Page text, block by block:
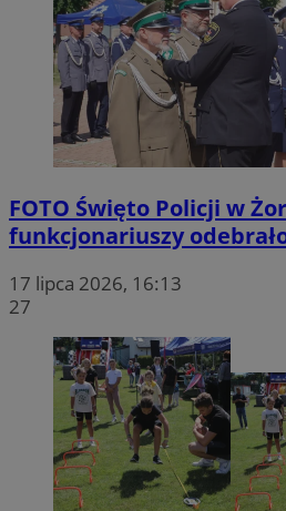
FOTO Święto Policji w
funkcjonariuszy
17 lipca 2026, 16:13
27